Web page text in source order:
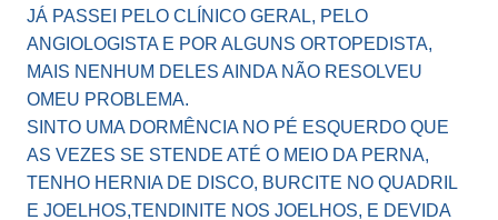
JÁ PASSEI PELO CLÍNICO GERAL, PELO
ANGIOLOGISTA E POR ALGUNS ORTOPEDISTA,
MAIS NENHUM DELES AINDA NÃO RESOLVEU
OMEU PROBLEMA.
SINTO UMA DORMÊNCIA NO PÉ ESQUERDO QUE
AS VEZES SE STENDE ATÉ O MEIO DA PERNA,
TENHO HERNIA DE DISCO, BURCITE NO QUADRIL
E JOELHOS,TENDINITE NOS JOELHOS, E DEVIDA